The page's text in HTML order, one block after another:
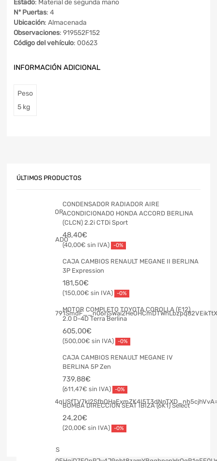
Estado: Material de segunda mano
Nº Puertas: 4
Ubicación: Almacenada
Observaciones: 919552F152
Código del vehículo: 00623
INFORMACIÓN ADICIONAL
Peso
5 kg
ÚLTIMOS PRODUCTOS
CONDENSADOR RADIADOR AIRE
ACONDICIONADO HONDA ACCORD BERLINA
(CLCN) 2.2i CTDi Sport
48,40€
40,00€ -0%
CAJA CAMBIOS RENAULT MEGANE II BERLINA
3P Expression
181,50€
150,00€ -0%
MOTOR COMPLETO TOYOTA COROLLA (E12)
2.0 D-4D Terra Berlina
605,00€
500,00€ -0%
CAJA CAMBIOS RENAULT MEGANE IV
BERLINA 5P Zen
739,88€
611,47€ -0%
BOMBA DIRECCION SEAT IBIZA (6K1) Select
24,20€
20,00€ -0%